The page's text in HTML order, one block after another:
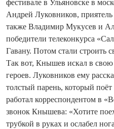
фестивале в Ульяновске в
Андрей Луковников,
также Владимир Мукусев и
победители телеконкурса
Гавану. Потом стали строить
Так вот, Кнышев искал в свою
героев. Луковников ему
толстый парень, который
работал корреспондентом в
звонок Кнышева: «Хотите
трубкой в руках и ослабел